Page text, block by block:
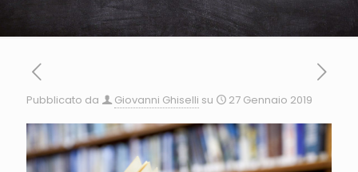
Pubblicato da Giovanni Ghiselli su 27 Gennaio 2019